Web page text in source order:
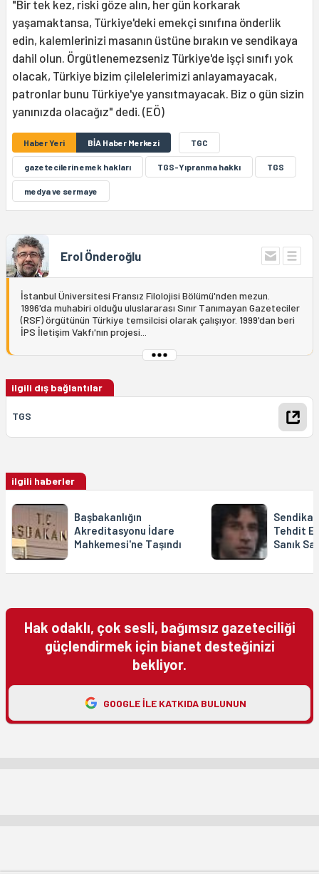
"Bir tek kez, riski göze alın, her gün korkarak
yaşamaktansa, Türkiye'deki emekçi sınıfına önderlik
edin, kalemlerinizi masanın üstüne bırakın ve sendikaya
dahil olun. Örgütlenemezseniz Türkiye'de işçi sınıfı yok
olacak, Türkiye bizim çilelelerimizi anlayamayacak,
patronlar bunu Türkiye'ye yansıtmayacak. Biz o gün sizin
yanınızda olacağız" dedi. (EÖ)
Haber Yeri BİA Haber Merkezi TGC
gazetecilerin emek hakları TGS-Yıpranma hakkı TGS
medya ve sermaye
Erol Önderoğlu
İstanbul Üniversitesi Fransız Filolojisi Bölümü'nden mezun.
1996'da muhabiri olduğu uluslararası Sınır Tanımayan Gazeteciler
(RSF) örgütünün Türkiye temsilcisi olarak çalışıyor. 1999'dan beri
İPS İletişim Vakfı'nın projesi...
ilgili dış bağlantılar
TGS
ilgili haberler
Başbakanlığın
Akreditasyonu İdare
Mahkemesi'ne Taşındı
Tehdit
Sanık
Hak odaklı, çok sesli, bağımsız gazeteciliği
güçlendirmek için bianet desteğinizi
bekliyor.
GOOGLE ILE KATKIDA BULUNUN